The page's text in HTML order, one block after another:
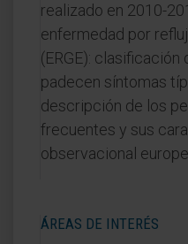
realizado en 2010-
enfermedad por
(ERGE):
padecen síntomas
descripción de los
frecuentes y sus
observacional
ÁREAS DE INTERÉS